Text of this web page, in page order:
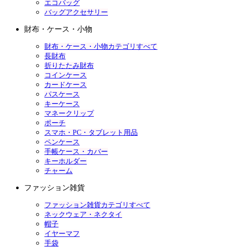
エコバッグ
バッグアクセサリー
財布・ケース・小物
財布・ケース・小物カテゴリすべて
長財布
折りたたみ財布
コインケース
カードケース
パスケース
キーケース
マネークリップ
ポーチ
スマホ・PC・タブレット用品
ペンケース
手帳ケース・カバー
キーホルダー
チャーム
ファッション雑貨
ファッション雑貨カテゴリすべて
ネックウェア・ネクタイ
帽子
イヤーマフ
手袋